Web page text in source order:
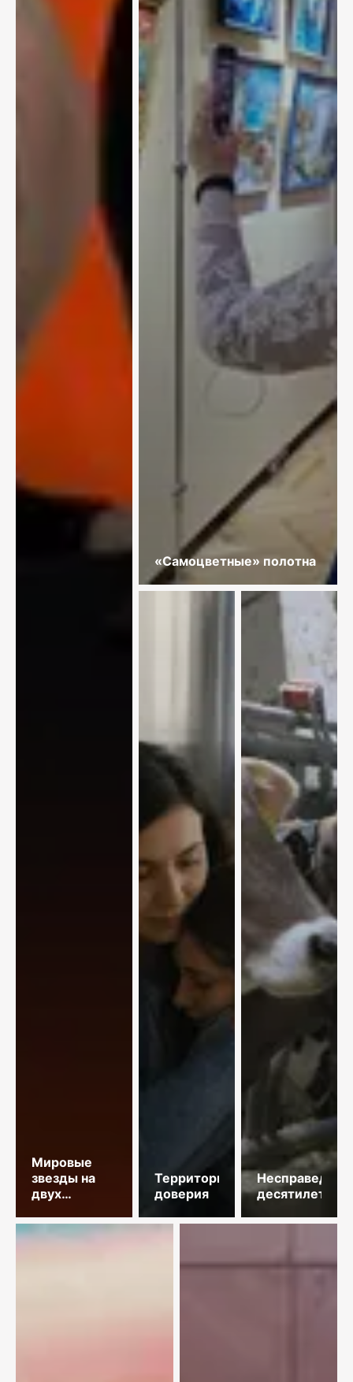
Мировые
звезды на
двух
столицы
«Самоцветные» полотна
Территория
доверия
десятилетий